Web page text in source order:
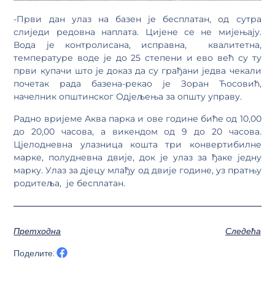
-Први дан улаз на базен је бесплатан, од сутра
слиједи редовна наплата. Цијене се не мијењају.
Вода је контролисана, исправна, квалитетна,
температуре воде је до 25 степени и ево већ су ту
први купачи што је доказ да су грађани једва чекали
почетак рада базена-рекао је Зоран Ћосовић,
начелник општинског Одјељења за општу управу.
Радно вријеме Аква парка и ове године биће од 10,00
до 20,00 часова, а викендом од 9 до 20 часова.
Цјелодневна улазница кошта три конвертибилне
марке, полудневна двије, док је улаз за ђаке једну
марку. Улаз за дјецу млађу од двије године, уз пратњу
родитеља, је бесплатан.
Претходна
Следећа
Поделите: